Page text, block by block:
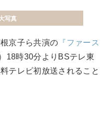
写真
京子ら共演の 『ファース
18時30分よりBSテレ東
テレビ初放送されること